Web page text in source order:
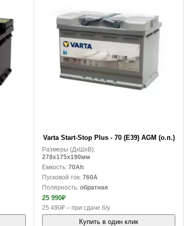
Varta Start-Stop Plus - 70 (E39) AGM (о.п.)
Размеры (ДxШxВ):
278x175x190мм
Емкость:70Ah
Пусковой ток:760A
Полярность:обратная
25 990₽
25 490₽ – при сдаче б/у
Купить в один клик